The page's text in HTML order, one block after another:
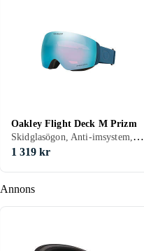
Annons
Oakley Flight Deck M Prizm
Skidglasögon, Anti-imsystem, UV-skydd, Hjälmkompatibel, Vuxen
1 319 kr